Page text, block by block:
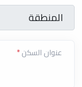
المنطقة
المنطقة
عنوان السكن*